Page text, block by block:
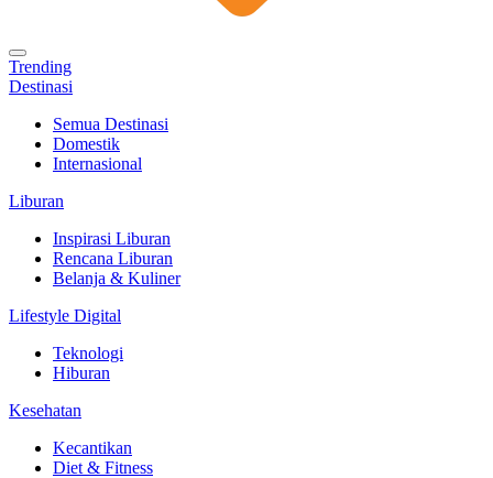
Trending
Destinasi
Semua Destinasi
Domestik
Internasional
Liburan
Inspirasi Liburan
Rencana Liburan
Belanja & Kuliner
Lifestyle Digital
Teknologi
Hiburan
Kesehatan
Kecantikan
Diet & Fitness